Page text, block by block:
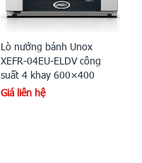
Lò nướng bánh Unox
XEFR-04EU-ELDV công
suất 4 khay 600×400
Giá liên hệ